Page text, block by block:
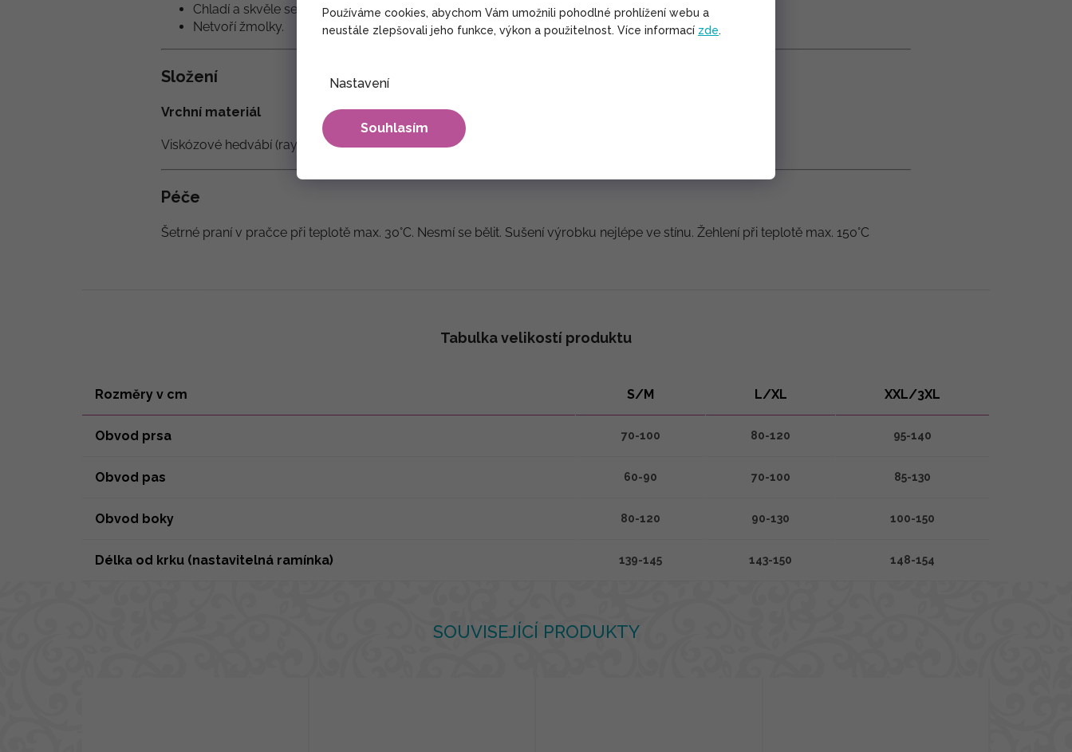
Používáme cookies, abychom Vám umožnili pohodlné prohlížení webu a
neustále zlepšovali jeho funkce, výkon a použitelnost. Více informací zde.
Nastavení
Souhlasím
SOUVISEJÍCÍ PRODUKTY
Chladí a skvěle se hodí do parných dní.
Netvoří žmolky.
Složení
Vrchní materiál
Viskózové hedvábí (rayon) 100%
Péče
Šetrné praní v pračce při teplotě max. 30°C. Nesmí se bělit. Sušení výrobku nejlépe ve stínu. Žehlení při teplotě max. 150°C
Tabulka velikostí produktu
Rozměry v cm S/M L/XL XXL/3XL
Obvod prsa 70-100 80-120 95-140
Obvod pas 60-90 70-100 85-130
Obvod boky 80-120 90-130 100-150
Délka od krku (nastavitelná ramínka) 139-145 143-150 148-154